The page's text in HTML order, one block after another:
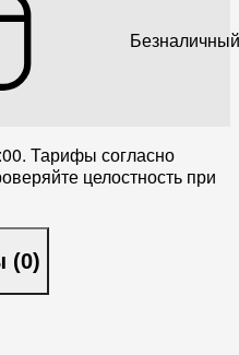
Тарифы согласно
целостность при
(0)